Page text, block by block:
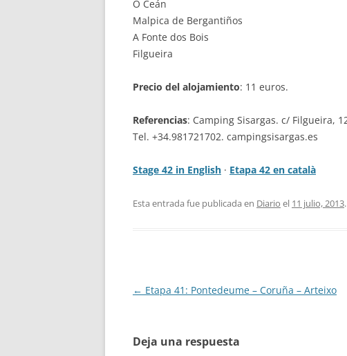
O Ceán
Malpica de Bergantiños
A Fonte dos Bois
Filgueira
Precio del alojamiento: 11 euros.
Referencias: Camping Sisargas. c/ Filgueira,
Tel. +34.981721702. campingsisargas.es
Stage 42 in English · Etapa 42 en català
Esta entrada fue publicada en Diario el 11 julio, 2013.
Navegación
← Etapa 41: Pontedeume – Coruña – Arteixo
Deja una respuesta